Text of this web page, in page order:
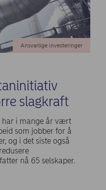
Ansvarlige investeringer
slagkraft
har i mange år vært
som jobber for å
og i det siste også
nå 65 selskaper.